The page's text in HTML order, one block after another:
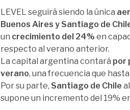
LEVEL seguirá siendo la única
Buenos Aires y Santiago de
un crecimiento del 24% en
respecto al verano anterior.
La capital argentina contará por
verano, una frecuencia que
Por su parte, Santiago de Chile
supone un incremento del 19%